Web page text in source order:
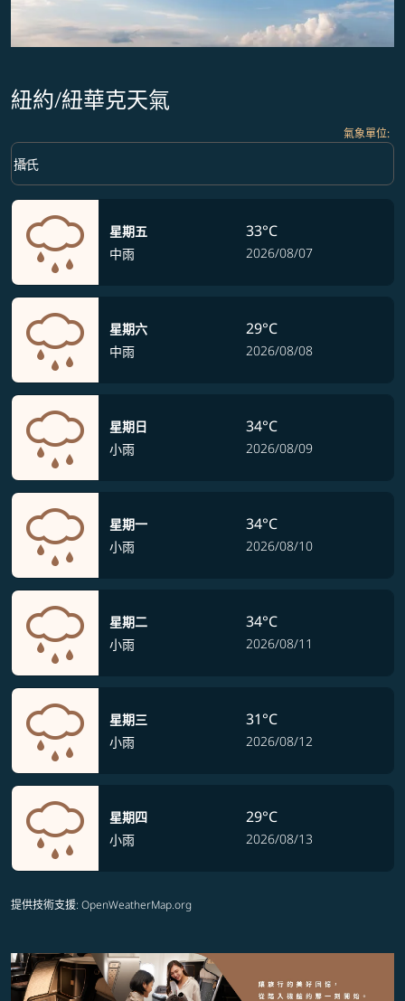
紐約/紐華克天氣
氣象單位:
Weather unit option 攝氏 Selected
攝氏
keyboard_arrow_down
星期五
中雨
33°C
2026/08/07
星期六
中雨
29°C
2026/08/08
星期日
小雨
34°C
2026/08/09
星期一
小雨
34°C
2026/08/10
星期二
小雨
34°C
2026/08/11
星期三
小雨
31°C
2026/08/12
星期四
小雨
29°C
2026/08/13
提供技術支援: OpenWeatherMap.org